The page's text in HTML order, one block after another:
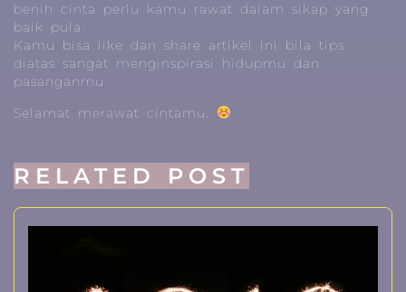
benih cinta perlu kamu rawat dalam sikap yang
baik pula.
Kamu bisa like dan share artikel ini bila tips
diatas sangat menginspirasi hidupmu dan
pasanganmu.
Selamat merawat cintamu.
RELATED POST